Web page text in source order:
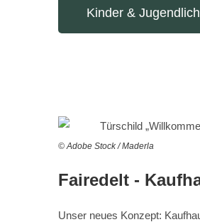
Kinder &
© Adobe Stock / Maderla
Fairedelt -
Unser neues Konzept: